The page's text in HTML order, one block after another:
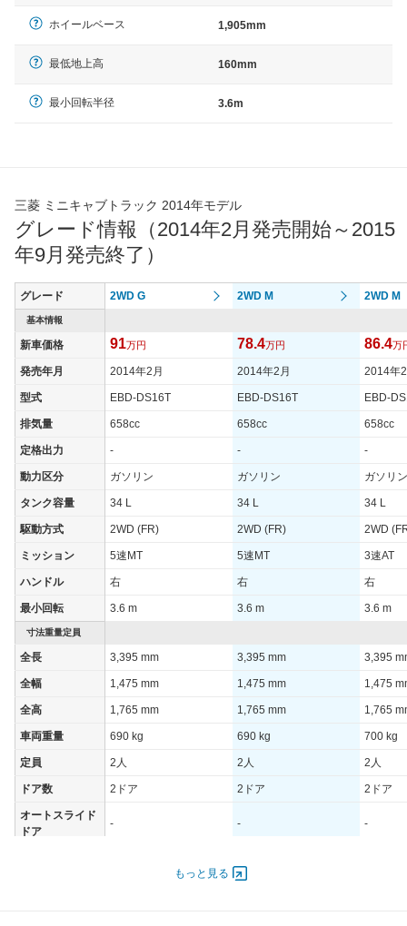
ホイールベース 1,905mm
最低地上高 160mm
最小回転半径 3.6m
三菱 ミニキャブトラック 2014年モデル
グレード情報（2014年2月発売開始～2015
年9月発売終了）
グレード 2WD G 2WD M 2WD M
基本情報
新車価格 91万円 78.4万円 86.4万
発売年月 2014年2月 2014年2月 2014年
型式 EBD-DS16T EBD-DS16T EBD-
排気量 658cc 658cc 658cc
定格出力 - - -
動力区分 ガソリン ガソリン ガソリン
タンク容量 34 L 34 L 34 L
駆動方式 2WD (FR) 2WD (FR) 2WD
ミッション 5速MT 5速MT 3速AT
ハンドル 右 右 右
最小回転 3.6 m 3.6 m 3.6 m
寸法重量定員
全長 3,395 mm 3,395 mm 3,395
全幅 1,475 mm 1,475 mm 1,475
全高 1,765 mm 1,765 mm 1,765
車両重量 690 kg 690 kg 700 kg
定員 2人 2人 2人
ドア数 2ドア 2ドア 2ドア
オートスライド
ドア
- - -
37.00 [50]/ 6,000 37.00 [50]/ 6,000
もっと見る